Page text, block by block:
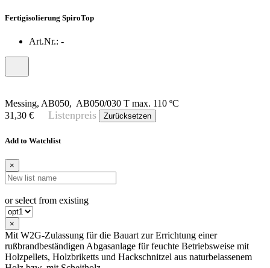
Fertigisolierung SpiroTop
Art.Nr.: -
Messing, AB050, AB050/030 T max. 110 ºC
31,30 €
Listenpreis Zurücksetzen
Add to Watchlist
×
or select from existing
×
Mit W2G-Zulassung für die Bauart zur Errichtung einer
rußbrandbeständigen Abgasanlage für feuchte Betriebsweise mit
Holzpellets, Holzbriketts und Hackschnitzel aus naturbelassenem